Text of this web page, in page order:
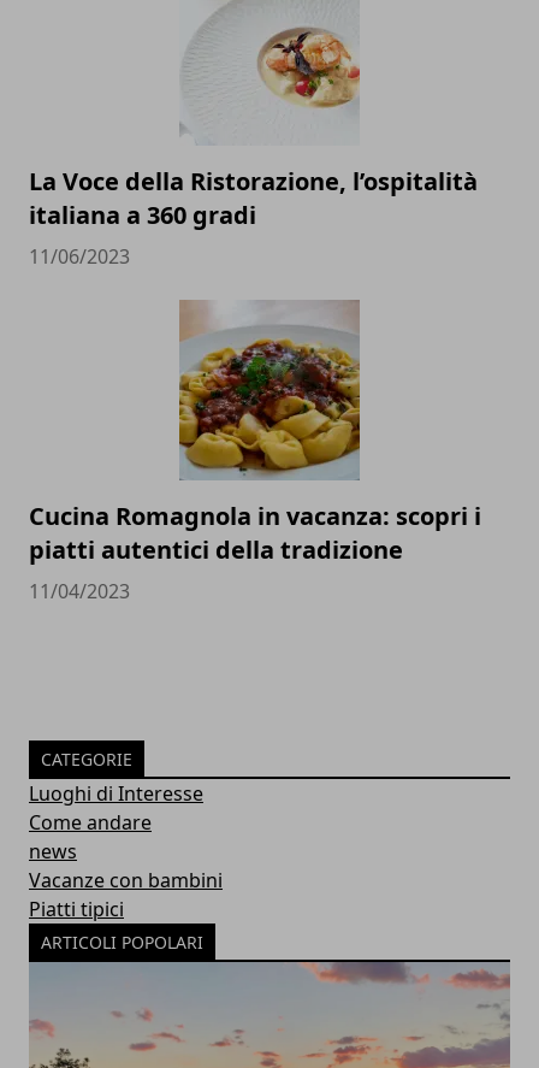
La Voce della Ristorazione, l’ospitalità
italiana a 360 gradi
11/06/2023
Cucina Romagnola in vacanza: scopri i
piatti autentici della tradizione
11/04/2023
CATEGORIE
Luoghi di Interesse
Come andare
news
Vacanze con bambini
Piatti tipici
ARTICOLI POPOLARI